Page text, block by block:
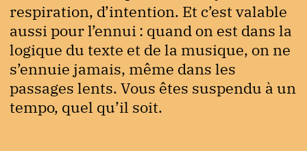
respiration, d’intention. Et c’est valable
aussi pour l’ennui : quand on est dans la
logique du texte et de la musique, on ne
s’ennuie jamais, même dans les
passages lents. Vous êtes suspendu à un
tempo, quel qu’il soit.